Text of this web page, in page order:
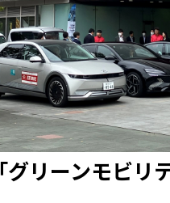
グリーンモビリ